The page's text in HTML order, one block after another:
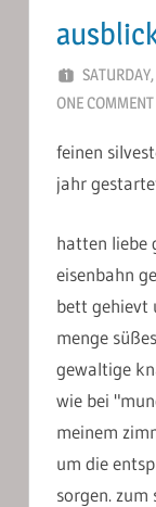
ONE COMMENT
feinen
jahr
hatten liebe
eisenbahn
bett gehievt
menge
gewaltige
wie bei
meinem
um die
sorgen.